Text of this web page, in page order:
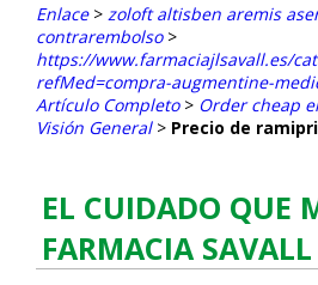
Enlace> zoloft altisben aremis
contrarembolso>
https://www.farmaciajlsavall.es/
refMed=compra-augmentine-
Artículo Completo> Order cheap
Visión General> Precio de
EL CUIDADO QUE
FARMACIA SAVALL